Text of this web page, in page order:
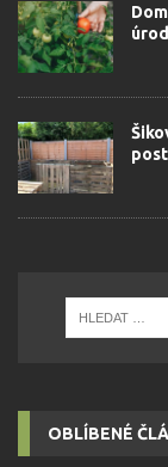
OBLÍBENÉ